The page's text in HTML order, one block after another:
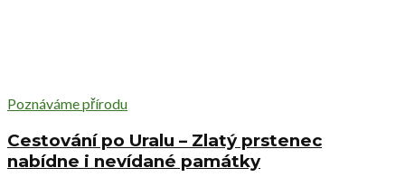
Poznáváme přírodu
Cestování po Uralu – Zlatý prstenec
nabídne i nevídané památky